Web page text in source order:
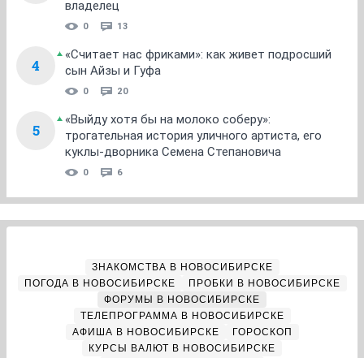
владелец
0 13
4
«Считает нас фриками»: как живет подросший
сын Айзы и Гуфа
0 20
5
«Выйду хотя бы на молоко соберу»:
трогательная история уличного артиста, его
куклы-дворника Семена Степановича
0 6
ЗНАКОМСТВА В НОВОСИБИРСКЕ
ПОГОДА В НОВОСИБИРСКЕ
ПРОБКИ В НОВОСИБИРСКЕ
ФОРУМЫ В НОВОСИБИРСКЕ
ТЕЛЕПРОГРАММА В НОВОСИБИРСКЕ
АФИША В НОВОСИБИРСКЕ
ГОРОСКОП
КУРСЫ ВАЛЮТ В НОВОСИБИРСКЕ